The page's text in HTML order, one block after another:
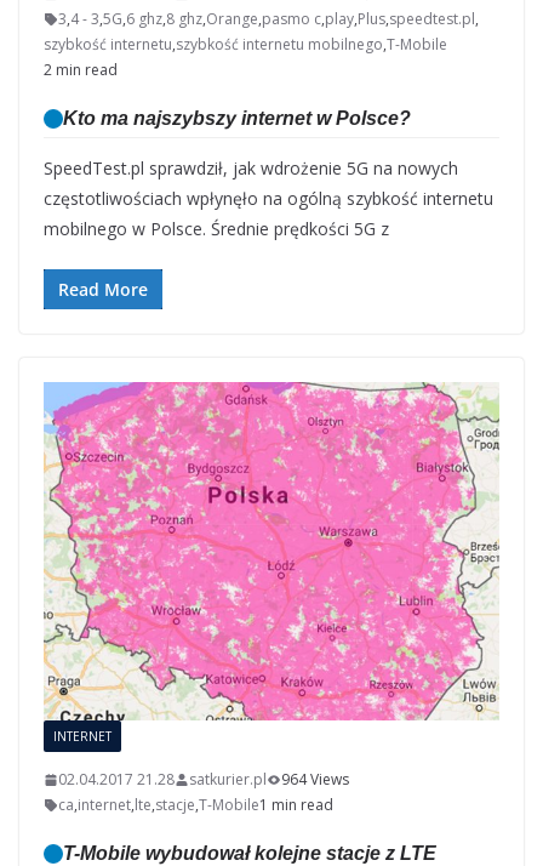
3,4 - 3,5G,6 ghz,8 ghz,Orange,pasmo c,play,Plus,speedtest.pl,
szybkość internetu,szybkość internetu mobilnego,T-Mobile
2 min read
Kto ma najszybszy internet w Polsce?
SpeedTest.pl sprawdził, jak wdrożenie 5G na nowych
częstotliwościach wpłynęło na ogólną szybkość internetu
mobilnego w Polsce. Średnie prędkości 5G z
Read More
INTERNET
02.04.2017 21.28 satkurier.pl
964 Views
ca,internet,lte,stacje,T-Mobile1 min read
T-Mobile wybudował kolejne stacje z LTE